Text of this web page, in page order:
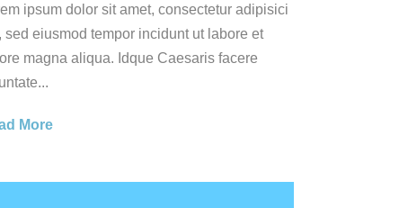
ipsum dolor sit amet, consectetur adipisici
sed eiusmod tempor incidunt ut labore et
magna aliqua. Idque Caesaris facere
More